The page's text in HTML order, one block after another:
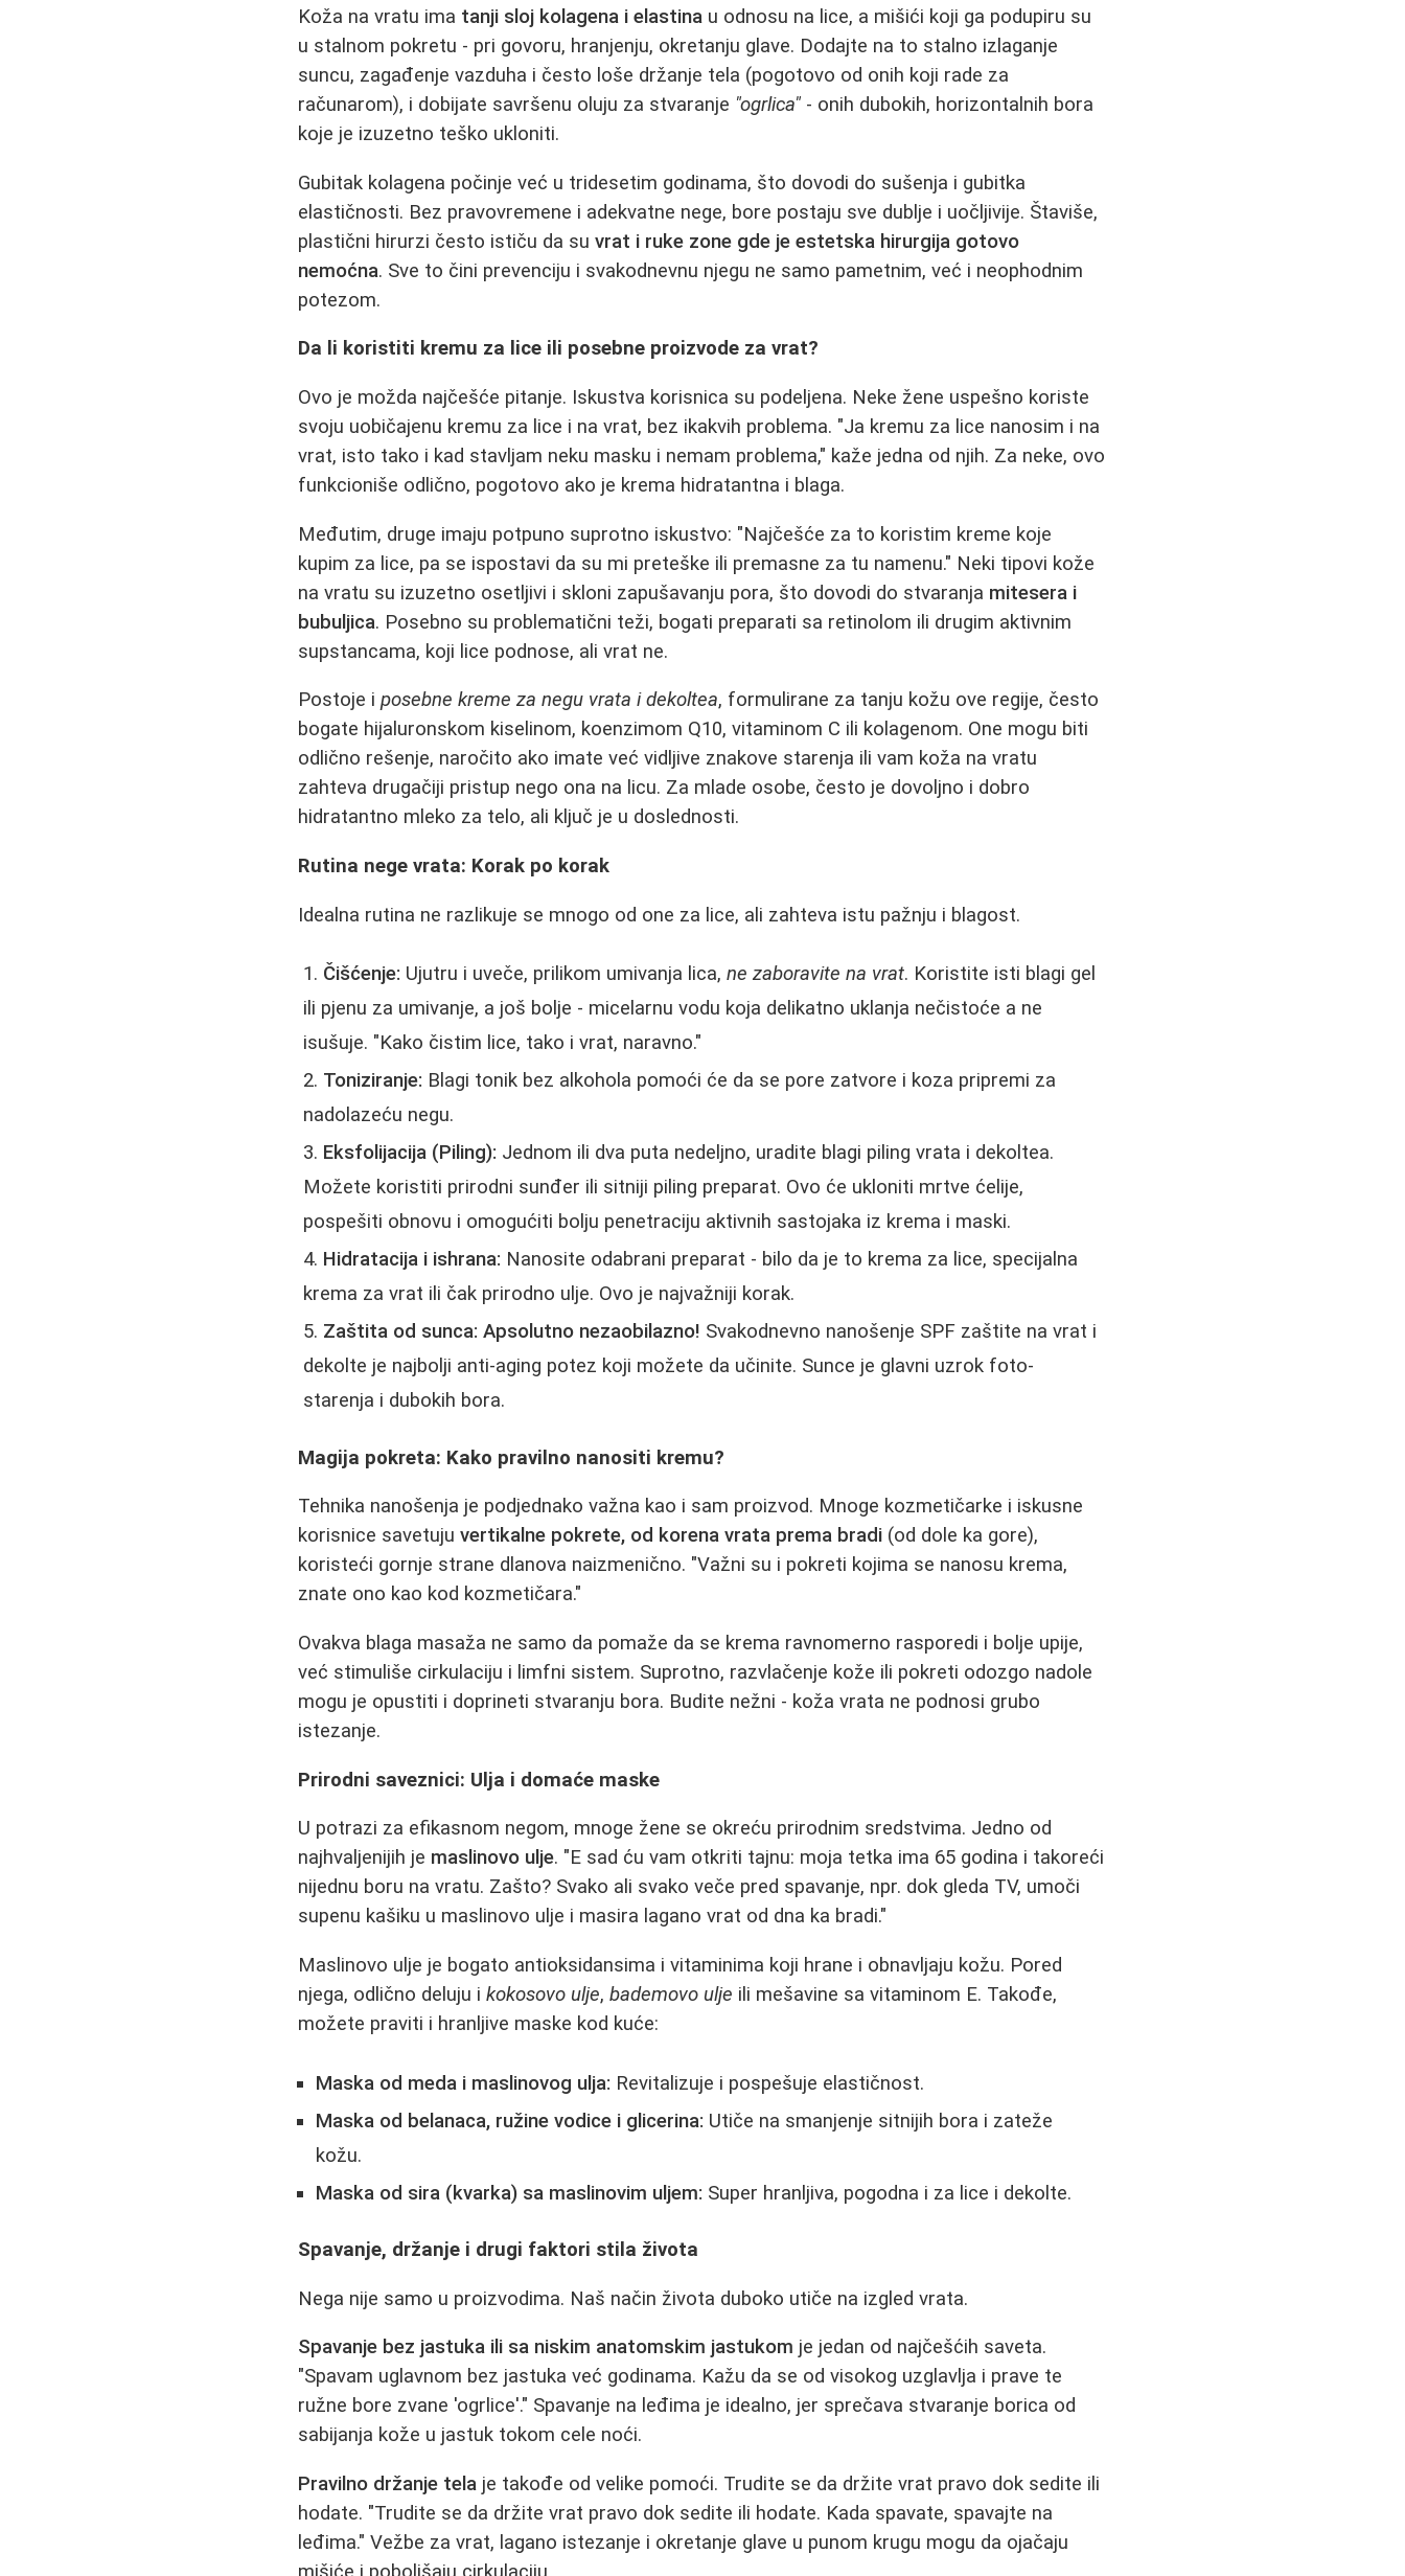
Koža na vratu ima tanji sloj kolagena i elastina u odnosu na lice, a mišići koji ga podupiru su
u stalnom pokretu - pri govoru, hranjenju, okretanju glave. Dodajte na to stalno izlaganje
suncu, zagađenje vazduha i često loše držanje tela (pogotovo od onih koji rade za
računarom), i dobijate savršenu oluju za stvaranje "ogrlica" - onih dubokih, horizontalnih bora
koje je izuzetno teško ukloniti.
Gubitak kolagena počinje već u tridesetim godinama, što dovodi do sušenja i gubitka
elastičnosti. Bez pravovremene i adekvatne nege, bore postaju sve dublje i uočljivije. Štaviše,
plastični hirurzi često ističu da suvrat i ruke zone gde je estetska hirurgija gotovo
nemoćna. Sve to čini prevenciju i svakodnevnu njegu ne samo pametnim, već i neophodnim
potezom.
Da li koristiti kremu za lice ili posebne proizvode za vrat?
Ovo je možda najčešće pitanje. Iskustva korisnica su podeljena. Neke žene uspešno koriste
svoju uobičajenu kremu za lice i na vrat, bez ikakvih problema. "Ja kremu za lice nanosim i na
vrat, isto tako i kad stavljam neku masku i nemam problema," kaže jedna od njih. Za neke, ovo
funkcioniše odlično, pogotovo ako je krema hidratantna i blaga.
Međutim, druge imaju potpuno suprotno iskustvo: "Najčešće za to koristim kreme koje
kupim za lice, pa se ispostavi da su mi preteške ili premasne za tu namenu." Neki tipovi kože
na vratu su izuzetno osetljivi i skloni zapušavanju pora, što dovodi do stvaranja mitesera i
bubuljica. Posebno su problematični teži, bogati preparati sa retinolom ili drugim aktivnim
supstancama, koji lice podnose, ali vrat ne.
Postoje iposebne kreme za negu vrata i dekoltea, formulirane za tanju kožu ove regije, često
bogate hijaluronskom kiselinom, koenzimom Q10, vitaminom C ili kolagenom. One mogu biti
odlično rešenje, naročito ako imate već vidljive znakove starenja ili vam koža na vratu
zahteva drugačiji pristup nego ona na licu. Za mlade osobe, često je dovoljno i dobro
hidratantno mleko za telo, ali ključ je u doslednosti.
Rutina nege vrata: Korak po korak
Idealna rutina ne razlikuje se mnogo od one za lice, ali zahteva istu pažnju i blagost.
Čišćenje: Ujutru i uveče, prilikom umivanja lica,ne zaboravite na vrat. Koristite isti blagi gel
ili pjenu za umivanje, a još bolje - micelarnu vodu koja delikatno uklanja nečistoće a ne
isušuje. "Kako čistim lice, tako i vrat, naravno."
Toniziranje: Blagi tonik bez alkohola pomoći će da se pore zatvore i koza pripremi za
nadolazeću negu.
Eksfolijacija (Piling): Jednom ili dva puta nedeljno, uradite blagi piling vrata i dekoltea.
Možete koristiti prirodni sunđer ili sitniji piling preparat. Ovo će ukloniti mrtve ćelije,
pospešiti obnovu i omogućiti bolju penetraciju aktivnih sastojaka iz krema i maski.
Hidratacija i ishrana: Nanosite odabrani preparat - bilo da je to krema za lice, specijalna
krema za vrat ili čak prirodno ulje. Ovo je najvažniji korak.
Zaštita od sunca: Apsolutno nezaobilazno! Svakodnevno nanošenje SPF zaštite na vrat i
dekolte je najbolji anti-aging potez koji možete da učinite. Sunce je glavni uzrok foto-
starenja i dubokih bora.
Magija pokreta: Kako pravilno nanositi kremu?
Tehnika nanošenja je podjednako važna kao i sam proizvod. Mnoge kozmetičarke i iskusne
korisnice savetujuvertikalne pokrete, od korena vrata prema bradi (od dole ka gore),
koristeći gornje strane dlanova naizmenično. "Važni su i pokreti kojima se nanosu krema,
znate ono kao kod kozmetičara."
Ovakva blaga masaža ne samo da pomaže da se krema ravnomerno rasporedi i bolje upije,
već stimuliše cirkulaciju i limfni sistem. Suprotno, razvlačenje kože ili pokreti odozgo nadole
mogu je opustiti i doprineti stvaranju bora. Budite nežni - koža vrata ne podnosi grubo
istezanje.
Prirodni saveznici: Ulja i domaće maske
U potrazi za efikasnom negom, mnoge žene se okreću prirodnim sredstvima. Jedno od
najhvaljenijih je maslinovo ulje. "E sad ću vam otkriti tajnu: moja tetka ima 65 godina i takoreći
nijednu boru na vratu. Zašto? Svako ali svako veče pred spavanje, npr. dok gleda TV, umoči
supenu kašiku u maslinovo ulje i masira lagano vrat od dna ka bradi."
Maslinovo ulje je bogato antioksidansima i vitaminima koji hrane i obnavljaju kožu. Pored
njega, odlično deluju ikokosovo ulje,bademovo ulje ili mešavine sa vitaminom E. Takođe,
možete praviti i hranljive maske kod kuće:
Maska od meda i maslinovog ulja: Revitalizuje i pospešuje elastičnost.
Maska od belanaca, ružine vodice i glicerina: Utiče na smanjenje sitnijih bora i zateže
kožu.
Maska od sira (kvarka) sa maslinovim uljem: Super hranljiva, pogodna i za lice i dekolte.
Spavanje, držanje i drugi faktori stila života
Nega nije samo u proizvodima. Naš način života duboko utiče na izgled vrata.
Spavanje bez jastuka ili sa niskim anatomskim jastukom je jedan od najčešćih saveta.
"Spavam uglavnom bez jastuka već godinama. Kažu da se od visokog uzglavlja i prave te
ružne bore zvane 'ogrlice'." Spavanje na leđima je idealno, jer sprečava stvaranje borica od
sabijanja kože u jastuk tokom cele noći.
Pravilno držanje tela je takođe od velike pomoći. Trudite se da držite vrat pravo dok sedite ili
hodate. "Trudite se da držite vrat pravo dok sedite ili hodate. Kada spavate, spavajte na
leđima." Vežbe za vrat, lagano istezanje i okretanje glave u punom krugu mogu da ojačaju